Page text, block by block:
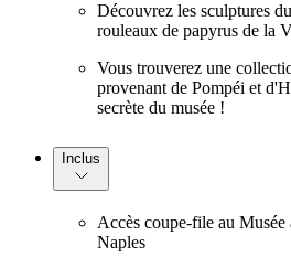
Découvrez les sculptures
rouleaux de papyrus de la
Vous trouverez une
provenant de Pompéi et
secrète du musée !
Inclus
Accès coupe-file au
Naples